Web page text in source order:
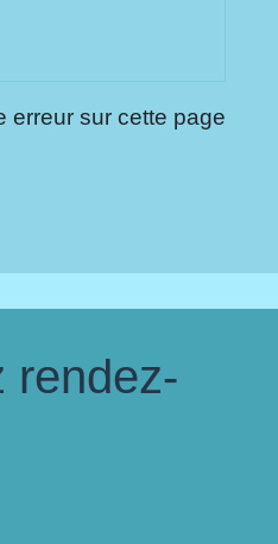
erreur sur cette page
rendez-